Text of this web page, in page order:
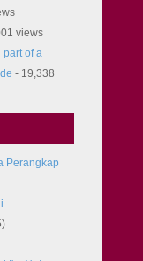
views
part of a
- 19,338
Perangkap